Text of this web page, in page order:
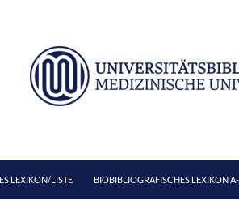
LEXIKON/LISTE
BIOBIBLIOGRAFISCHES LEXIKON